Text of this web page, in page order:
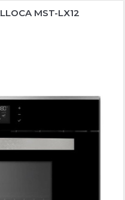
MST-LX12